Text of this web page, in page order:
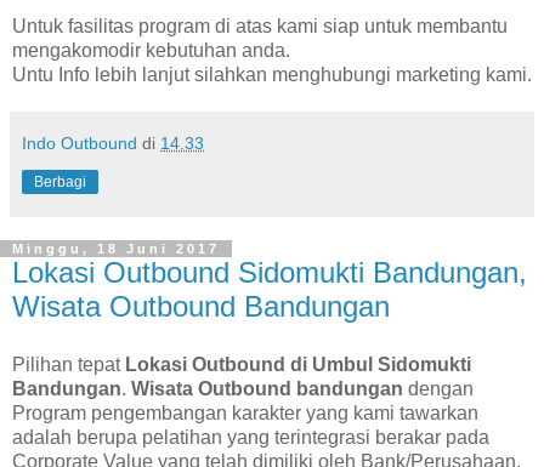
Untuk fasilitas program di atas kami siap untuk membantu
mengakomodir kebutuhan anda.
Untu Info lebih lanjut silahkan menghubungi marketing kami.
Indo Outbound di 14.33
Berbagi
Minggu, 18 Juni 2017
Lokasi Outbound Sidomukti Bandungan,
Wisata Outbound Bandungan
Pilihan tepat Lokasi Outbound di Umbul Sidomukti
Bandungan. Wisata Outbound bandungan dengan
Program pengembangan karakter yang kami tawarkan
adalah berupa pelatihan yang terintegrasi berakar pada
Corporate Value yang telah dimiliki oleh Bank/Perusahaan,